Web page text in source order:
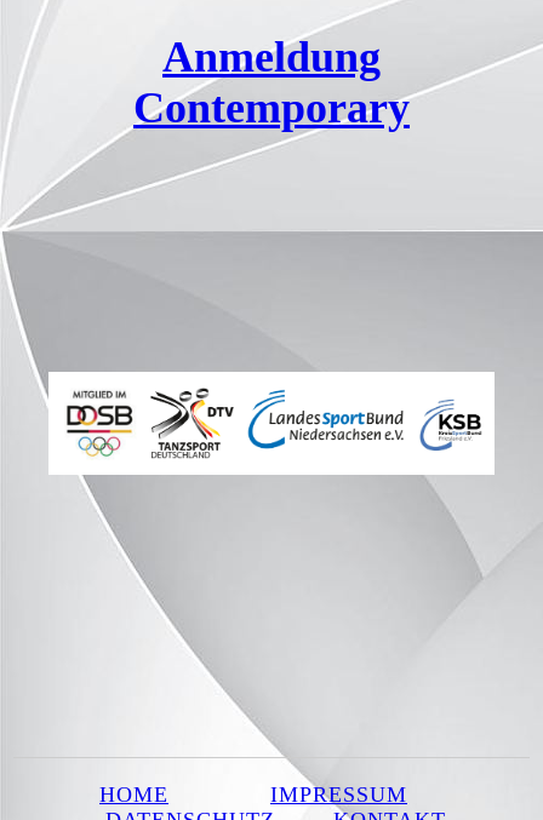
Anmeldung
Contemporary
HOME
IMPRESSUM